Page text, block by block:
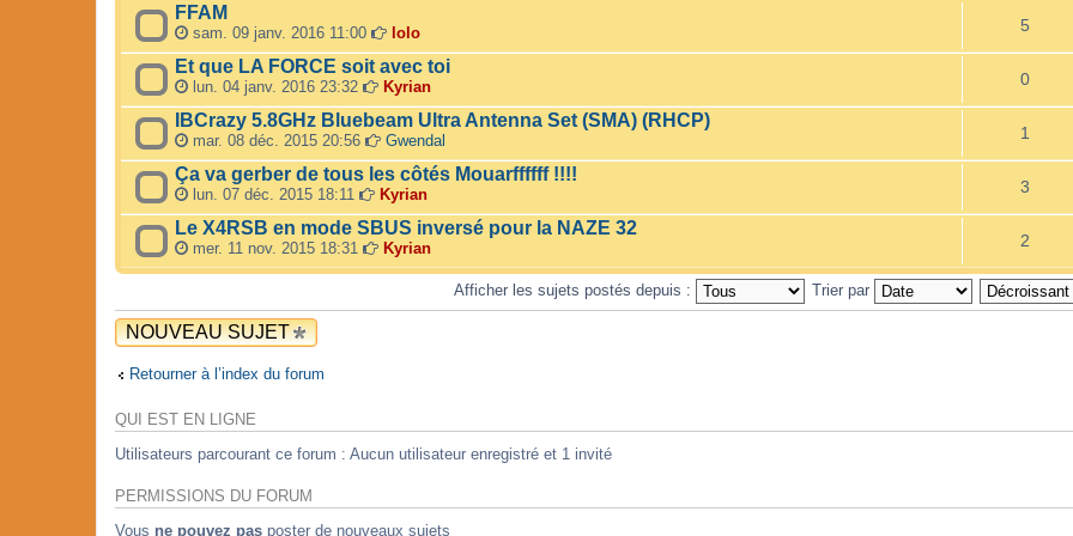
FFAM
sam. 09 janv. 2016 11:00 lolo 5
Et que LA FORCE soit avec toi
lun. 04 janv. 2016 23:32 Kyrian 0
IBCrazy 5.8GHz Bluebeam Ultra Antenna Set (SMA) (RHCP)
mar. 08 déc. 2015 20:56 Gwendal 1
Ça va gerber de tous les côtés Mouarffffff !!!!
lun. 07 déc. 2015 18:11 Kyrian 3
Le X4RSB en mode SBUS inversé pour la NAZE 32
mer. 11 nov. 2015 18:31 Kyrian 2
Afficher les sujets postés depuis : Trier par
NOUVEAU SUJET
Retourner à l’index du forum
QUI EST EN LIGNE
Utilisateurs parcourant ce forum : Aucun utilisateur enregistré et 1 invité
PERMISSIONS DU FORUM
Vous ne pouvez pas poster de nouveaux sujets